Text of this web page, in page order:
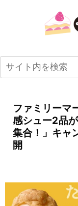
ファミリーマ
感シュー2品
集合！」キャ
開